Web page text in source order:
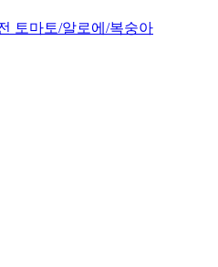
토마토/알로에/복숭아